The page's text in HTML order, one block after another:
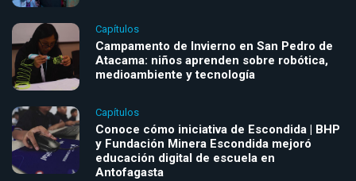
Capítulos
Campamento de Invierno en San Pedro de
Atacama: niños aprenden sobre robótica,
medioambiente y tecnología
Capítulos
Conoce cómo iniciativa de Escondida | BHP
y Fundación Minera Escondida mejoró
educación digital de escuela en
Antofagasta